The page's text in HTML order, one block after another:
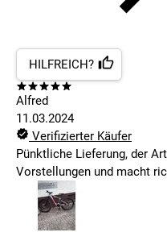
HILFREICH?
Alfred
11.03.2024
Verifizierter Käufer
Pünktliche Lieferung, der
Vorstellungen und macht